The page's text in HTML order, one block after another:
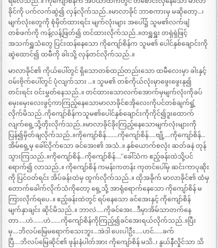
ခိုင်ကို ပက်လက်ဆွဲ၍ လှန်လိုက်သည်..။မာလာခိုင် ဘာစကားမှ မဆိုတော့…၊
မျက်လုံးတွေကို စုံမှိတ်ထားရင်း မျက်လုံးများ အပေါ်၌ သူမ၏လက်ဖျံ
တစ်ဖက်ကို ကန့်လန့်ဖြတ်၍ တင်ထားလိုက်သည်..။တရှူရှူး တရှဲရှဲဖြင့်
အသက်ရှူသံတွေ ပြင်းထန်နေသော ကိုကျော်စိန်က သူမ၏ ပေါင်နှစ်ချောင်းကို
ဆွဲထောင်၍ ထမီကို ခါးသို့ လှန်တင်လိုက်သည်..။
မာလာခိုင်၏ ကိုယ်ပေါ်တွင် ရှိသောတစ်ထည်တည်းသော ထမီလေးမှာ ခါးနှင့်
ဝမ်းဗိုက်ပေါ်တွင် ပုံလျက်သား …။ သူမ၏ တစ်ကိုယ်လုံးမှာဖွေးဖွေးနု၍
တင်းရင်း ဝင်းမွှတ်နေသည်..။ တင်ထားသောလက်အောက်မှမျက်လုံးကိုခပ်
မှေးမှေးလေးဖွင့်ကာကြည့်နေသောမာလာခိုင်စအိုလေးကိုပင်တစ်ချက်ရှုံ့
လိုက်မိသည်..ကိုကျော်စိန်ကသူမ၏ပေါင်နှစ်ချောင်းကိုကိုင်၍ဒူးထောက်
လျက်ရှေ့သို့တိုးလိုက်သည်..။မာလာခိုင်ခိုးကြည့်နေသောမျက်လုံးများကို
ပြန်၍မှိတ်ချလိုက်သည်..။ကိုကျော်စိန်……..ကိုကျော်စိန်…..ဗျို့….ကိုကျော်စိန်…
အိမ်ရှေ့မှ ခေါ်လိုက်သော ခင်အေး၏ အသံ..။ နှစ်ယောက်စလုံး ဆတ်ခနဲ တုန်
သွားကြသည်..။ကိုကျော်စိန်…ကိုကျော်စိန်….”ခေါ်သံက ဧည့်ခန်းထဲသို့ပင်
ရောက်၍ လာသည်..။ ကိုကျော်စိန် ကမန်းကတန်း ကုတင်ပေါ်မှ ဆင်းကာပုဆိုး
ကို ပြင်ဝတ်ရင်း အိပ်ခန်းထဲမှ ထွက်လိုက်သည်..။ ထိုအခိုက် မာလာခိုင်၏ ထံမှ
တောက်ခေါက်လိုက်သံကိုတော့ ရှေ့သို့ အာရုံရောက်နေသော ကိုကျော်စိန် မ
ကြားလိုက်ရပေ..။ ဧည့်ခန်းထဲတွင် ရပ်နေသော ခင်အေးနှင့် ကိုကျော်စိန်
မျက်နှာချင်း ဆိုင်မိသည်..။ ဘာလဲ…..ကိုခင်အေး…ဒီမှာအိမ်သာတက်နေ
တာ…..ဟဲ…….ဟဲ…….ကိုကျော်စိန်ကိုကြည့်၍ခင်အေးရယ်လိုက်သည်..။ပြီး
မှ….ဘိလပ်မြေမရောက်သေးဘူး…အဲဒါ ပေးပါဦး…..ဟင်……ခက်
ပြီ….ဘိလပ်မြေဆိုင်၏ ဖုန်းနံပါတ်အား ကိုကျော်စိန် မသိ..၊ နွယ်နီလှိုင်သာ သိ